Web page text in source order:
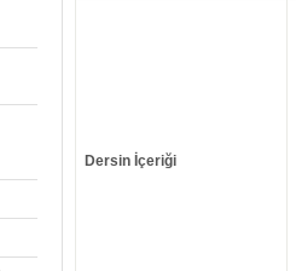
Dersin İçeriği